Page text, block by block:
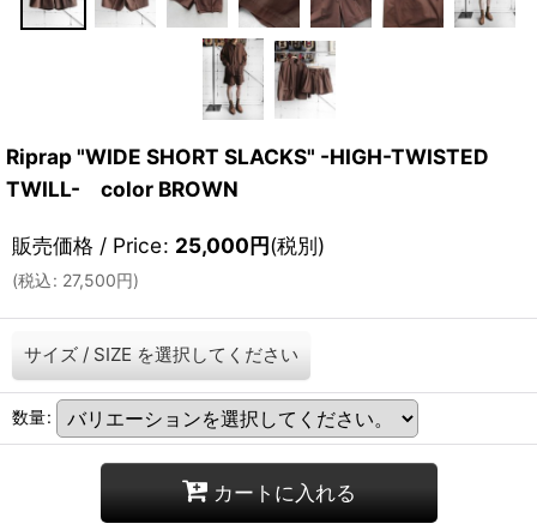
Riprap "WIDE SHORT SLACKS" -HIGH-TWISTED
TWILL- color BROWN
販売価格 / Price: 25,000円(税別)
(税込: 27,500円)
サイズ / SIZE を選択してください
数量:
カートに入れる